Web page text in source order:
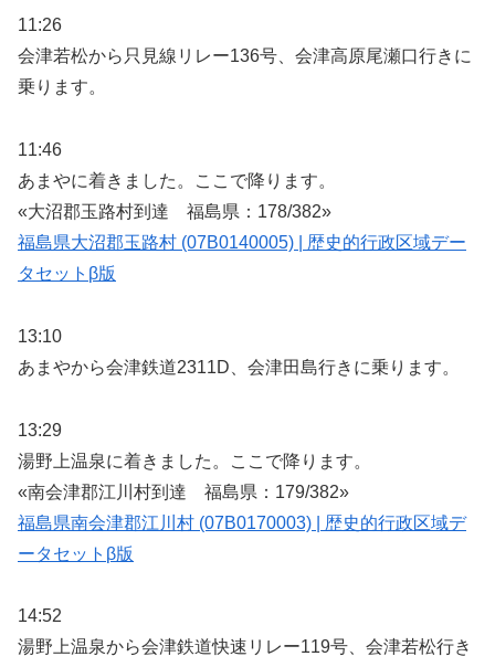
11:26
会津若松から只見線リレー136号、会津高原尾瀬口行きに
乗ります。
11:46
あまやに着きました。ここで降ります。
«大沼郡玉路村到達 福島県：178/382»
福島県大沼郡玉路村 (07B0140005) | 歴史的行政区域デー
タセットβ版
13:10
あまやから会津鉄道2311D、会津田島行きに乗ります。
13:29
湯野上温泉に着きました。ここで降ります。
«南会津郡江川村到達 福島県：179/382»
福島県南会津郡江川村 (07B0170003) | 歴史的行政区域デ
ータセットβ版
14:52
湯野上温泉から会津鉄道快速リレー119号、会津若松行き